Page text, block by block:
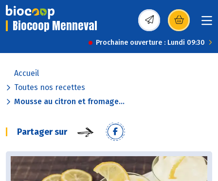
Biocoop Menneval (s’ouvre dans une
Prochaine ouverture : Lundi 09:30
Accueil
Toutes nos recettes
Mousse au citron et fromage...
Partager sur